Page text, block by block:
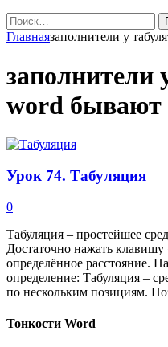
Найти:
Главнаязаполнители у
заполнители
word бывают
Урок 74. Табуляция
0
Табуляция – простейшее
Достаточно нажать клавишу
определённое расстояние.
определение: Табуляция ‒
по нескольким позициям.
Тонкости Word